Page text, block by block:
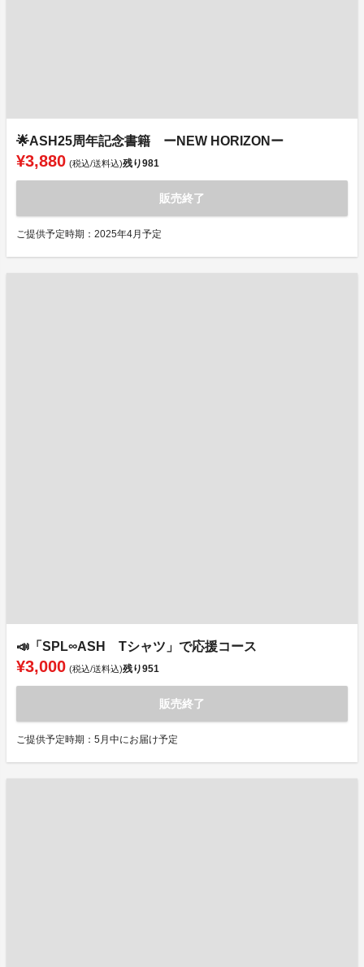
🌟ASH25周年記念書籍 ーNEW HORIZONー
¥3,880 (税込/送料込)残り981
販売終了
ご提供予定時期：2025年4月予定
📣「SPL∞ASH Tシャツ」で応援コース
¥3,000 (税込/送料込)残り951
販売終了
ご提供予定時期：5月中にお届け予定